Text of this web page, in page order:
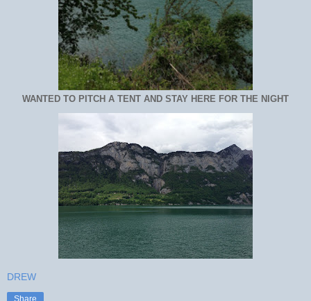
WANTED TO PITCH A TENT AND STAY HERE FOR THE NIGHT
DREW
Share